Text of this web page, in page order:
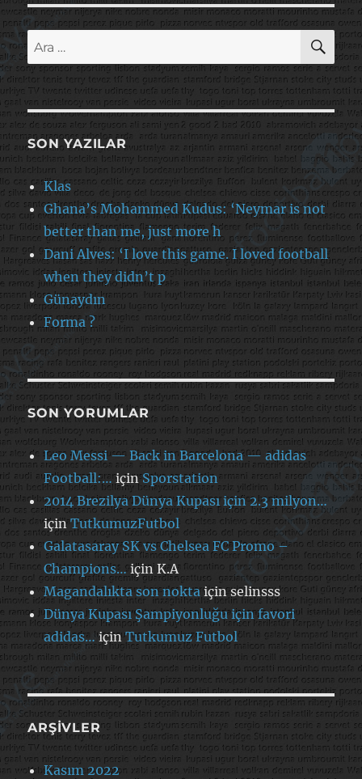
Ara:
SON YAZILAR
Klas
Ghana’s Mohammed Kudus: ‘Neymar is not
better than me, just more h
Dani Alves: ‘I love this game. I loved football
when they didn’t p
Günaydın
Forma ?
SON YORUMLAR
Leo Messi — Back in Barcelona — adidas
Football:…içinSporstation
2014 Brezilya Dünya Kupası için 2.3 milyon…
içinTutkumuzFutbol
Galatasaray SK vs Chelsea FC Promo –
Champions…içinK.A
Magandalıkta son nokta içinselinsss
Dünya Kupası Şampiyonluğu için favori
adidas…içinTutkumuz Futbol
ARŞIVLER
Kasım 2022